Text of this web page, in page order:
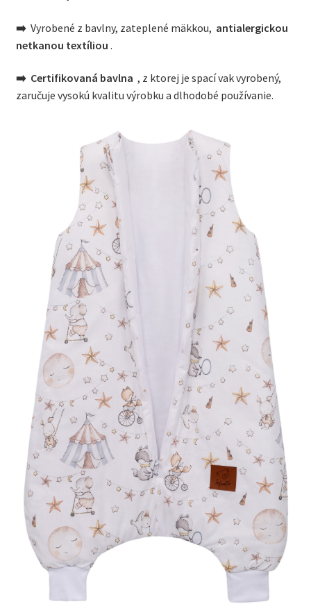
➡️Vyrobené z bavlny, zateplené mäkkou, antialergickou
netkanou textíliou .
➡️ Certifikovaná bavlna , z ktorej je spací vak vyrobený,
zaručuje vysokú kvalitu výrobku a dlhodobé používanie.